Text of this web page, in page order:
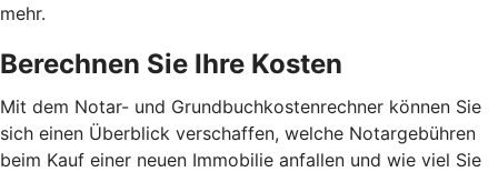
mehr.
Berechnen Sie Ihre Kosten
Mit dem Notar- und Grundbuchkostenrechner können Sie
sich einen Überblick verschaffen, welche Notargebühren
beim Kauf einer neuen Immobilie anfallen und wie viel Sie